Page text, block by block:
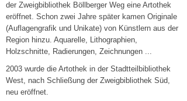
der Zweigbibliothek Böllberger Weg eine Artothek
eröffnet. Schon zwei Jahre später kamen Originale
(Auflagengrafik und Unikate) von Künstlern aus der
Region hinzu. Aquarelle, Lithographien,
Holzschnitte, Radierungen, Zeichnungen ...
2003 wurde die Artothek in der Stadtteilbibliothek
West, nach Schließung der Zweigbibliothek Süd,
neu eröffnet.